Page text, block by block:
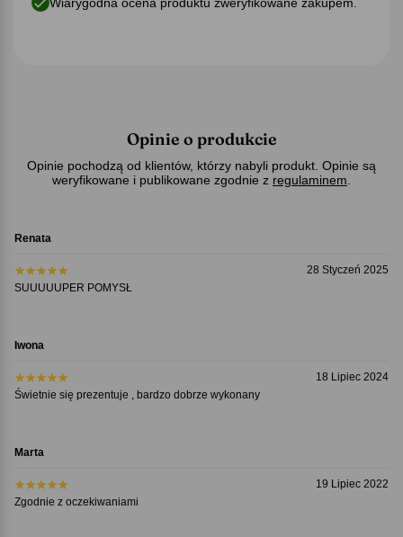
Opinie o produkcie
Opinie pochodzą od klientów, którzy nabyli produkt. Opinie są
weryfikowane i publikowane zgodnie z regulaminem
Renata
28 Styczeń 2025
SUUUUUPER POMYSŁ
Iwona
18 Lipiec 2024
Świetnie się prezentuje , bardzo dobrze wykonany
Marta
19 Lipiec 2022
Zgodnie z oczekiwaniami